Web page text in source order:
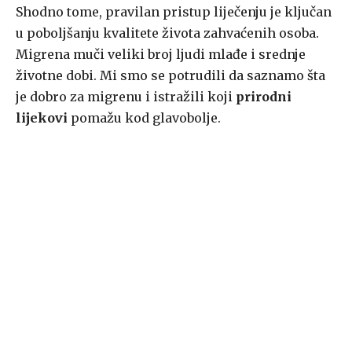
Shodno tome, pravilan pristup liječenju je ključan
u poboljšanju kvalitete života zahvaćenih osoba.
Migrena muči veliki broj ljudi mlađe i srednje
životne dobi. Mi smo se potrudili da saznamo šta
je dobro za migrenu i istražili koji prirodni
lijekovi pomažu kod glavobolje.